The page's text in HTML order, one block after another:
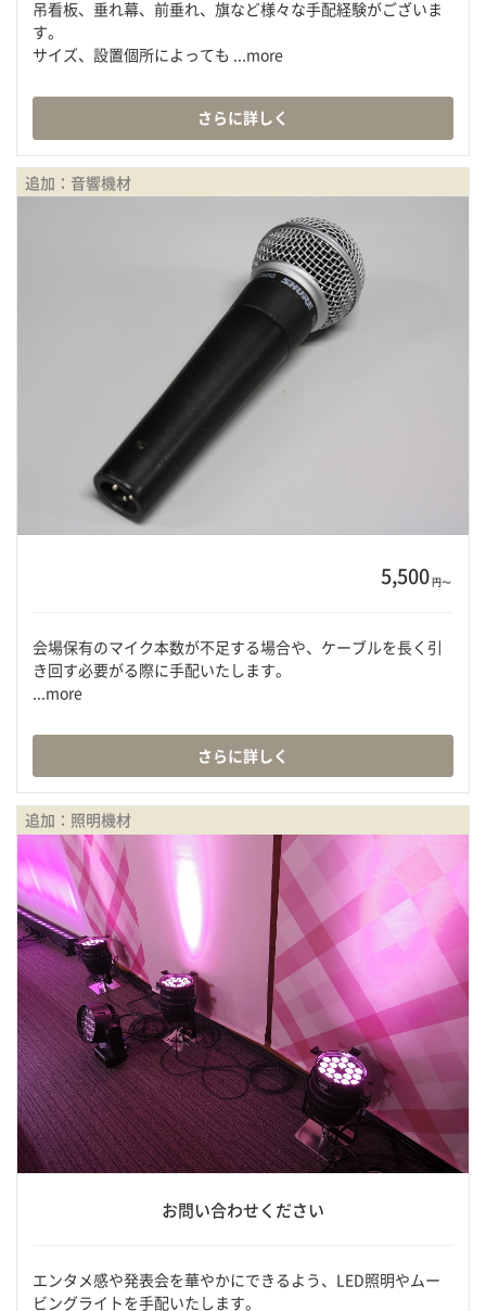
吊看板、垂れ幕、前垂れ、旗など様々な手配経験がございま
す。
サイズ、設置個所によっても ...more
さらに詳しく
追加：音響機材
5,500円〜
会場保有のマイク本数が不足する場合や、ケーブルを長く引
き回す必要がる際に手配いたします。
...more
さらに詳しく
追加：照明機材
お問い合わせください
エンタメ感や発表会を華やかにできるよう、LED照明やムー
ビングライトを手配いたします。